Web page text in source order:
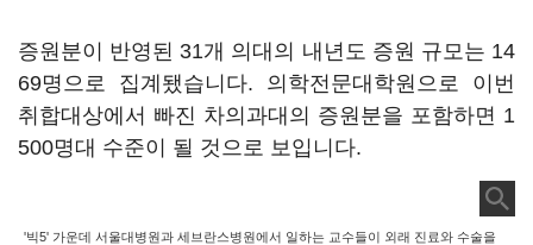
증원분이 반영된 31개 의대의 내년도 증원 규모는 14
69명으로 집계됐습니다. 의학전문대학원으로 이번
취합대상에서 빠진 차의과대의 증원분을 포함하면 1
500명대 수준이 될 것으로 보입니다.
'빅5' 가운데 서울대병원과 세브란스병원에서 일하는 교수들이 외래 진료와 수술을